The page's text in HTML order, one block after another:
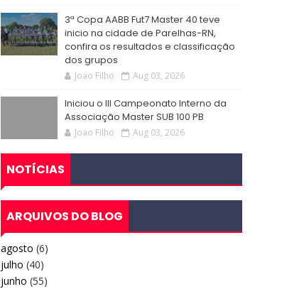
3ª Copa AABB Fut7 Master 40 teve
inicio na cidade de Parelhas-RN,
confira os resultados e classificação
dos grupos
Joao Filho Aug 03, 2026
Iniciou o III Campeonato Interno da
Associação Master SUB 100 PB
Joao Filho Aug 03, 2026
NOTÍCIAS
ARQUIVOS DO BLOG
agosto (6)
julho (40)
junho (55)